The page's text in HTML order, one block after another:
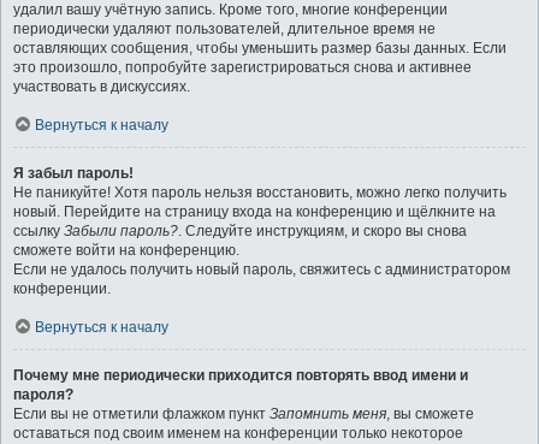
удалил вашу учётную запись. Кроме того, многие конференции
периодически удаляют пользователей, длительное время не
оставляющих сообщения, чтобы уменьшить размер базы данных. Если
это произошло, попробуйте зарегистрироваться снова и активнее
участвовать в дискуссиях.
Вернуться к началу
Я забыл пароль!
Не паникуйте! Хотя пароль нельзя восстановить, можно легко получить
новый. Перейдите на страницу входа на конференцию и щёлкните на
ссылку Забыли пароль?. Следуйте инструкциям, и скоро вы снова
сможете войти на конференцию.
Если не удалось получить новый пароль, свяжитесь с администратором
конференции.
Вернуться к началу
Почему мне периодически приходится повторять ввод имени и
пароля?
Если вы не отметили флажком пункт Запомнить меня, вы сможете
оставаться под своим именем на конференции только некоторое